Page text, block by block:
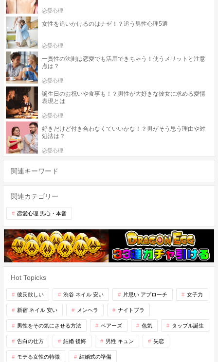
恋愛心理
女性を追いかけるのはナゼ！？追う男性心理5選
恋愛心理
一貫性の法則は恋愛でも活用できちゃう！使うメリットと注意
点は？
恋愛心理
誕生日のお祝いや食事も！？男性が大好きな彼女に求める愛情
表現とは
恋愛心理
好きだけど付き合わなくていいかな！？男がそう思う理由や対
処法は？
恋愛心理
関連キーワード
関連カテゴリー
恋愛心理 男心・本音
Hot Topicks
彼氏欲しい 渋谷 ネイル 安い 片思い アプローチ 女子力
新宿 ネイル 安い メンヘラ ナイトブラ
男性をその気にさせる方法 ペアーズ 色気 タップル誕生
告白の仕方 結婚 後悔 男性 キュン 失恋
モテる女性の特徴 結婚式の準備